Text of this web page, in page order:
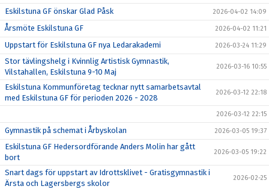
Eskilstuna GF önskar Glad Påsk 2026-04-02 14:09
Årsmöte Eskilstuna GF 2026-04-02 11:21
Uppstart för Eskilstuna GF nya Ledarakademi 2026-03-24 11:29
Stor tävlingshelg i Kvinnlig Artistisk Gymnastik,
Vilstahallen, Eskilstuna 9-10 Maj
2026-03-16 10:55
Eskilstuna Kommunföretag tecknar nytt samarbetsavtal
med Eskilstuna GF för perioden 2026 - 2028
2026-03-12 22:18
2026-03-12 22:15
Gymnastik på schemat i Årbyskolan 2026-03-05 19:37
Eskilstuna GF Hedersordförande Anders Molin har gått
bort
2026-03-05 19:22
Snart dags för uppstart av Idrottsklivet - Gratisgymnastik i
Ärsta och Lagersbergs skolor
2026-02-25